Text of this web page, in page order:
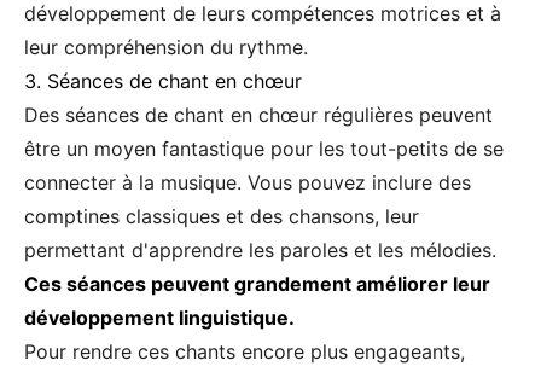
développement de leurs compétences motrices et à
leur compréhension du rythme.
3. Séances de chant en chœur
Des séances de chant en chœur régulières peuvent
être un moyen fantastique pour les tout-petits de se
connecter à la musique. Vous pouvez inclure des
comptines classiques et des chansons, leur
permettant d'apprendre les paroles et les mélodies.
Ces séances peuvent grandement améliorer leur
développement linguistique.
Pour rendre ces chants encore plus engageants,